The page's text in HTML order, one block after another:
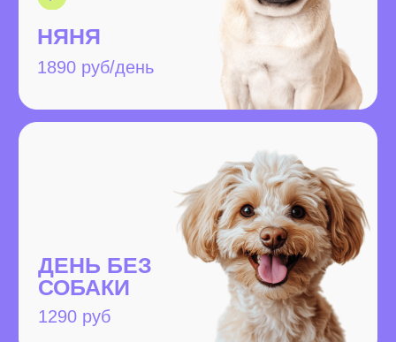
ПОЧЕМУ СТОИТ
ИМЕННО НАС?
Супер-скорость
приезжают в течении 60
минут после заказа или